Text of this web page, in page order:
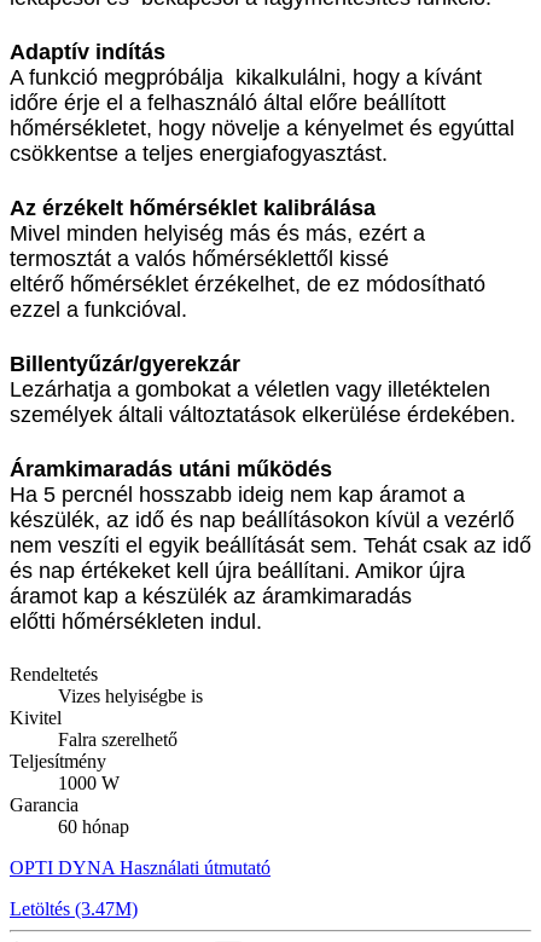
Adaptív indítás
A funkció megpróbálja kikalkulálni, hogy a kívánt
időre érje el a felhasználó által előre beállított
hőmérsékletet, hogy növelje a kényelmet és egyúttal
csökkentse a teljes energiafogyasztást.
Az érzékelt hőmérséklet kalibrálása
Mivel minden helyiség más és más, ezért a
termosztát a valós hőmérséklettől kissé
eltérő hőmérséklet érzékelhet, de ez módosítható
ezzel a funkcióval.
Billentyűzár/gyerekzár
Lezárhatja a gombokat a véletlen vagy illetéktelen
személyek általi változtatások elkerülése érdekében.
Áramkimaradás utáni működés
Ha 5 percnél hosszabb ideig nem kap áramot a
készülék, az idő és nap beállításokon kívül a vezérlő
nem veszíti el egyik beállítását sem. Tehát csak az idő
és nap értékeket kell újra beállítani. Amikor újra
áramot kap a készülék az áramkimaradás
előtti hőmérsékleten indul.
Rendeltetés
Vizes helyiségbe is
Kivitel
Falra szerelhető
Teljesítmény
1000 W
Garancia
60 hónap
OPTI DYNA Használati útmutató
Letöltés (3.47M)